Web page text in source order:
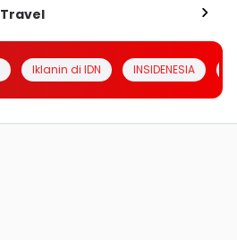
Travel
Iklanin di IDN INSIDENESIA